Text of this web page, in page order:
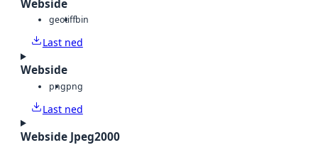
Webside
geotiffbin
Last ned
Webside
pngpng
Last ned
Webside Jpeg2000